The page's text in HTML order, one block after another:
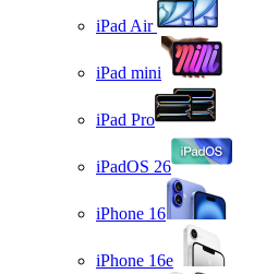
iPad Air
iPad mini
iPad Pro
iPadOS 26
iPhone 16
iPhone 16e